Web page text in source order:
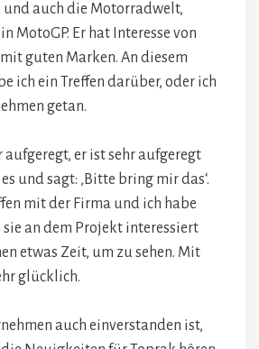
auch die Motorradwelt,
MotoGP. Er hat Interesse von
guten Marken. An diesem
ich ein Treffen darüber, oder ich
getan.
aufgeregt, er ist sehr aufgeregt
und sagt: ‚Bitte bring mir das‘.
mit der Firma und ich habe
sie an dem Projekt interessiert
etwas Zeit, um zu sehen. Mit
glücklich.
auch einverstanden ist,